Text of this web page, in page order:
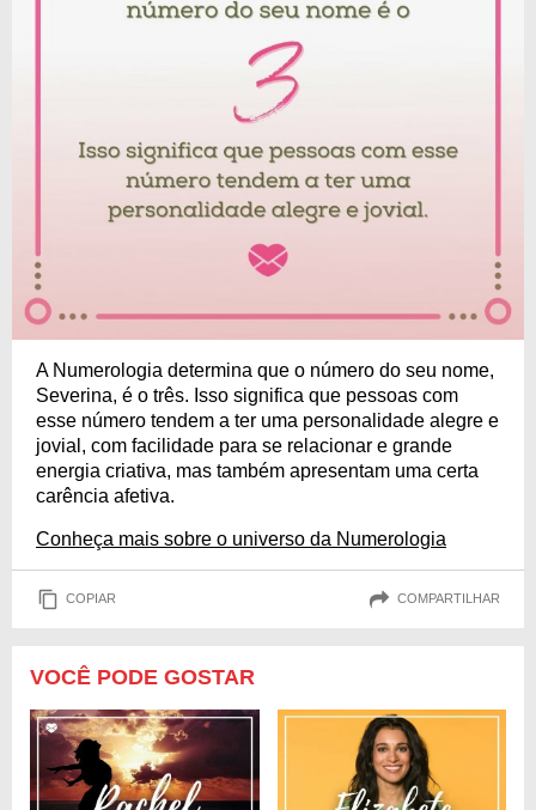
A Numerologia determina que o número do seu nome,
Severina, é o três. Isso significa que pessoas com
esse número tendem a ter uma personalidade alegre e
jovial, com facilidade para se relacionar e grande
energia criativa, mas também apresentam uma certa
carência afetiva.
Conheça mais sobre o universo da Numerologia
COPIAR COMPARTILHAR
VOCÊ PODE GOSTAR